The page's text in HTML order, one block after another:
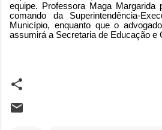
equipe. Professora Maga
comando da Superintendência-
Município, enquanto que o
assumirá a Secretaria de Educação e